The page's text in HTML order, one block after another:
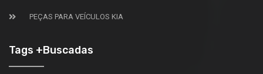
PEÇAS PARA VEÍCULOS KIA
Tags +Buscadas